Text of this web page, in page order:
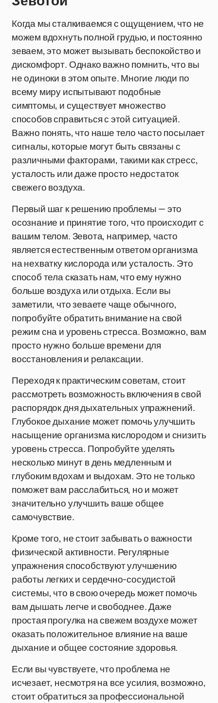
Когда мы сталкиваемся с ощущением, что не
можем вдохнуть полной грудью, и постоянно
зеваем, это может вызывать беспокойство и
дискомфорт. Однако важно помнить, что вы
не одиноки в этом опыте. Многие люди по
всему миру испытывают подобные
симптомы, и существует множество
способов справиться с этой ситуацией.
Важно понять, что наше тело часто посылает
сигналы, которые могут быть связаны с
различными факторами, такими как стресс,
усталость или даже просто недостаток
свежего воздуха.
Первый шаг к решению проблемы — это
осознание и принятие того, что происходит с
вашим телом. Зевота, например, часто
является естественным ответом организма
на нехватку кислорода или усталость. Это
способ тела сказать нам, что ему нужно
больше воздуха или отдыха. Если вы
заметили, что зеваете чаще обычного,
попробуйте обратить внимание на свой
режим сна и уровень стресса. Возможно, вам
просто нужно больше времени для
восстановления и релаксации.
Переходя к практическим советам, стоит
рассмотреть возможность включения в свой
распорядок дня дыхательных упражнений.
Глубокое дыхание может помочь улучшить
насыщение организма кислородом и снизить
уровень стресса. Попробуйте уделять
несколько минут в день медленным и
глубоким вдохам и выдохам. Это не только
поможет вам расслабиться, но и может
значительно улучшить ваше общее
самочувствие.
Кроме того, не стоит забывать о важности
физической активности. Регулярные
упражнения способствуют улучшению
работы легких и сердечно-сосудистой
системы, что в свою очередь может помочь
вам дышать легче и свободнее. Даже
простая прогулка на свежем воздухе может
оказать положительное влияние на ваше
дыхание и общее состояние здоровья.
Если вы чувствуете, что проблема не
исчезает, несмотря на все усилия, возможно,
стоит обратиться за профессиональной